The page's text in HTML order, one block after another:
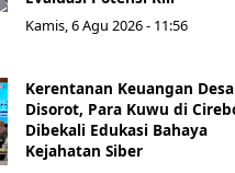
Kamis, 6 Agu 2026 - 11:56
Kerentanan Keuangan Desa
Disorot, Para Kuwu di
Dibekali Edukasi Bahaya
Kejahatan Siber